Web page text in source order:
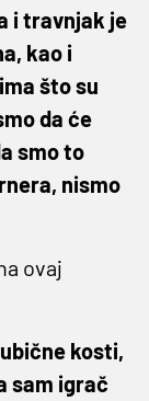
i travnjak je
kao i
što su
da će
smo to
nismo
ovaj
kosti,
sam igrač